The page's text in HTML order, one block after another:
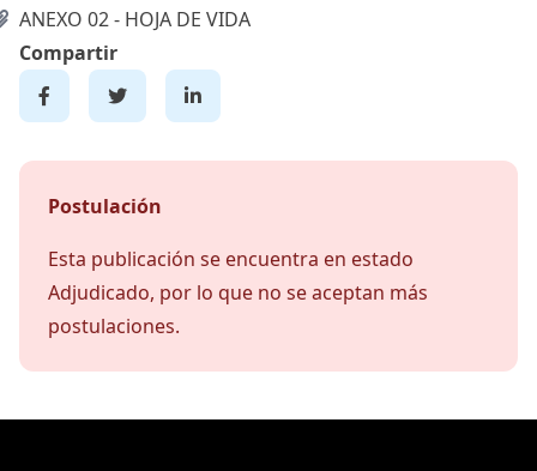
ANEXO 02 - HOJA DE VIDA
Compartir
Postulación
Esta publicación se encuentra en estado
Adjudicado, por lo que no se aceptan más
postulaciones.